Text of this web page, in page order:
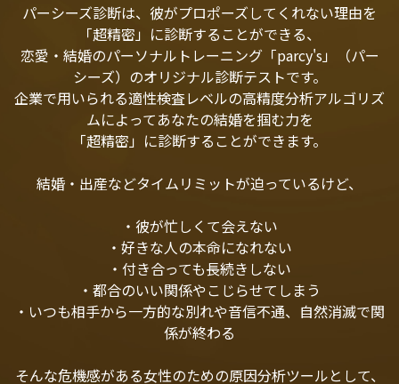
パーシーズ診断は、彼がプロポーズしてくれない理由を
「超精密」に診断することができる、
恋愛・結婚のパーソナルトレーニング「parcy's」（パー
シーズ）のオリジナル診断テストです。
企業で用いられる適性検査レベルの高精度分析アルゴリズ
ムによってあなたの結婚を掴む力を
「超精密」に診断することができます。
結婚・出産などタイムリミットが迫っているけど、
・彼が忙しくて会えない
・好きな人の本命になれない
・付き合っても長続きしない
・都合のいい関係やこじらせてしまう
・いつも相手から一方的な別れや音信不通、自然消滅で関
係が終わる
そんな危機感がある女性のための原因分析ツールとして、